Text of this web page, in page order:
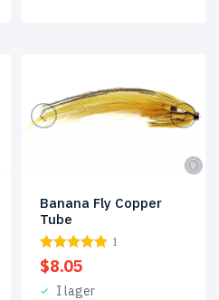
Banana Fly Copper
Tube
1
$8.05
I lager